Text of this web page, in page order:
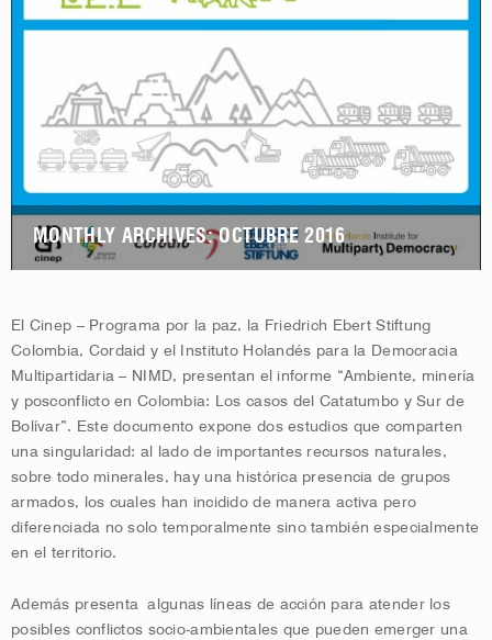
MONTHLY ARCHIVES: OCTUBRE 2016
El Cinep – Programa por la paz, la Friedrich Ebert Stiftung
Colombia, Cordaid y el Instituto Holandés para la Democracia
Multipartidaria – NIMD, presentan el informe “Ambiente, minería
y posconflicto en Colombia: Los casos del Catatumbo y Sur de
Bolívar”. Este documento expone dos estudios que comparten
una singularidad: al lado de importantes recursos naturales,
sobre todo minerales, hay una histórica presencia de grupos
armados, los cuales han incidido de manera activa pero
diferenciada no solo temporalmente sino también especialmente
en el territorio.
Además presenta algunas líneas de acción para atender los
posibles conflictos socio-ambientales que pueden emerger una